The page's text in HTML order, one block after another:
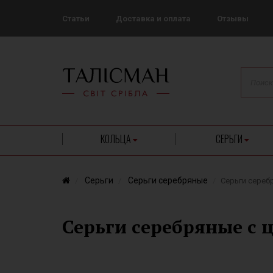
Статьи Доставка и оплата Отзывы
КОЛЬЦА СЕРЬГИ
Серьги Серьги серебряные Серьги
Серьги серебряные с